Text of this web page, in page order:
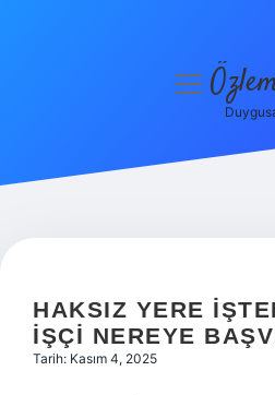
Hakkımızda
menüyü
HAKSIZ YERE
IŞÇI NEREYE
Tarih: Kasım 4, 2025